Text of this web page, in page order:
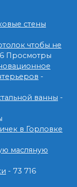
стены
чтобы не
Просмотры
-
ванны -
в Горловке
масляную
- 73 716